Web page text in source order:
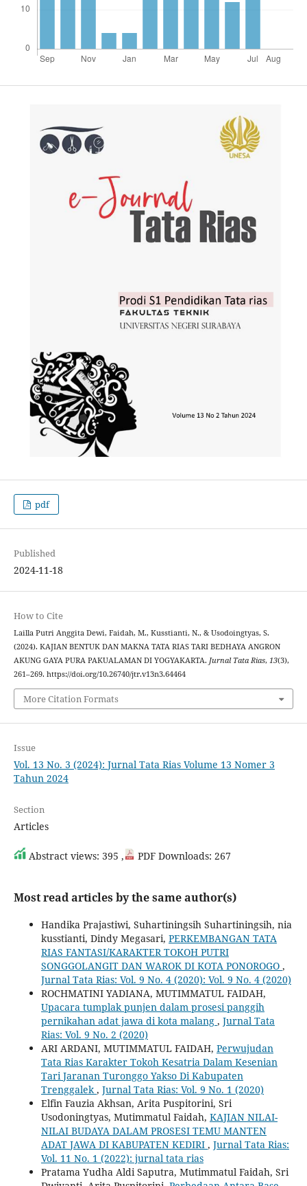
pdf
Published
2024-11-18
How to Cite
Lailla Putri Anggita Dewi, Faidah, M., Kusstianti, N., & Usodoingtyas, S.
(2024). KAJIAN BENTUK DAN MAKNA TATA RIAS TARI BEDHAYA ANGRON
AKUNG GAYA PURA PAKUALAMAN DI YOGYAKARTA. Jurnal Tata Rias, 13(3),
261–269. https://doi.org/10.26740/jtr.v13n3.64464
More Citation Formats
Issue
Vol. 13 No. 3 (2024): Jurnal Tata Rias Volume 13 Nomer 3
Tahun 2024
Section
Articles
Abstract views: 395 , PDF Downloads: 267
Most read articles by the same author(s)
Handika Prajastiwi, Suhartiningsih Suhartiningsih, nia
kusstianti, Dindy Megasari, PERKEMBANGAN TATA
RIAS FANTASI/KARAKTER TOKOH PUTRI
SONGGOLANGIT DAN WAROK DI KOTA PONOROGO ,
Jurnal Tata Rias: Vol. 9 No. 4 (2020): Vol. 9 No. 4 (2020)
ROCHMATINI YADIANA, MUTIMMATUL FAIDAH,
Upacara tumplak punjen dalam prosesi panggih
pernikahan adat jawa di kota malang , Jurnal Tata
Rias: Vol. 9 No. 2 (2020)
ARI ARDANI, MUTIMMATUL FAIDAH, Perwujudan
Tata Rias Karakter Tokoh Kesatria Dalam Kesenian
Tari Jaranan Turonggo Yakso Di Kabupaten
Trenggalek , Jurnal Tata Rias: Vol. 9 No. 1 (2020)
Elfin Fauzia Akhsan, Arita Puspitorini, Sri
Usodoningtyas, Mutimmatul Faidah, KAJIAN NILAI-
NILAI BUDAYA DALAM PROSESI TEMU MANTEN
ADAT JAWA DI KABUPATEN KEDIRI , Jurnal Tata Rias:
Vol. 11 No. 1 (2022): jurnal tata rias
Pratama Yudha Aldi Saputra, Mutimmatul Faidah, Sri